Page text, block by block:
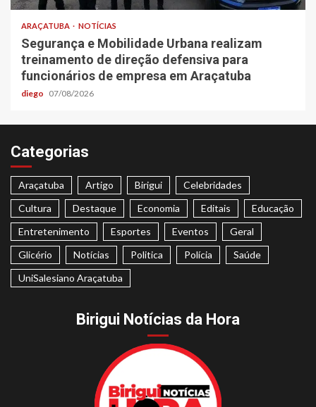
ARAÇATUBA NOTÍCIAS
Segurança e Mobilidade Urbana realizam
treinamento de direção defensiva para
funcionários de empresa em Araçatuba
diego 07/08/2026
Categorias
Araçatuba Artigo Birigui
Celebridades
Cultura
Destaque Economia Editais
Educação
Entretenimento
Esportes Eventos
Geral
Glicério
Notícias Politica Polícia
Saúde
UniSalesiano Araçatuba
Birigui Notícias da Hora